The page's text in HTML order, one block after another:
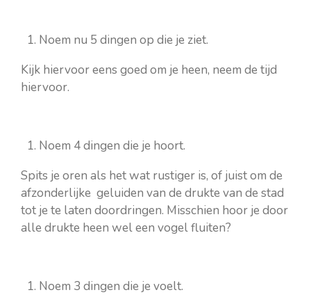
Noem nu 5 dingen op die je ziet.
Kijk hiervoor eens goed om je heen, neem de tijd
hiervoor.
Noem 4 dingen die je hoort.
Spits je oren als het wat rustiger is, of juist om de
afzonderlijke geluiden van de drukte van de stad
tot je te laten doordringen. Misschien hoor je door
alle drukte heen wel een vogel fluiten?
Noem 3 dingen die je voelt.